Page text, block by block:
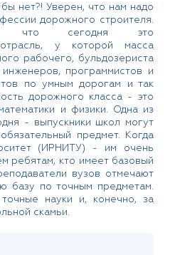
нет?! Уверен, что нам надо
дорожного строителя.
что сегодня это
отрасль, у которой масса
рабочего, бульдозериста
программистов и
по умным дорогам и так
дорожного класса - это
и физики. Одна из
- выпускники школ могут
предмет. Когда
(ИРНИТУ) - им очень
ребятам, кто имеет базовый
вузов отмечают
базу по точным предметам.
науки и, конечно, за
скамьи.